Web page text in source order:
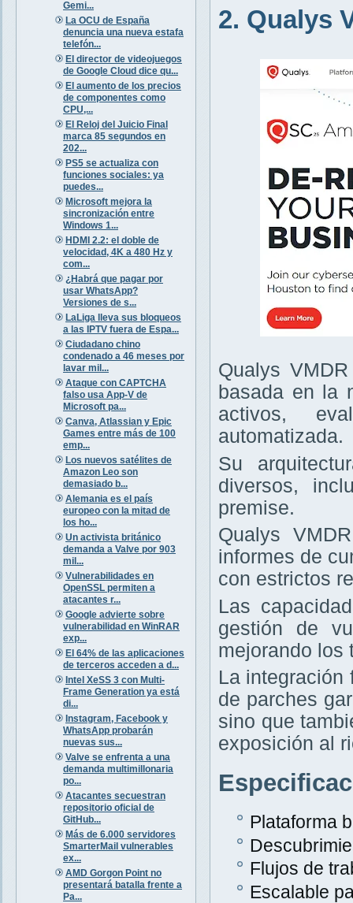
Gemi...
La OCU de España
denuncia una nueva estafa
telefón...
El director de videojuegos
de Google Cloud dice qu...
El aumento de los precios
de componentes como
CPU,...
El Reloj del Juicio Final
marca 85 segundos en
202...
PS5 se actualiza con
funciones sociales: ya
puedes...
Microsoft mejora la
sincronización entre
Windows 1...
HDMI 2.2: el doble de
velocidad, 4K a 480 Hz y
com...
¿Habrá que pagar por
usar WhatsApp?
Versiones de s...
LaLiga lleva sus bloqueos
a las IPTV fuera de Espa...
Ciudadano chino
condenado a 46 meses por
lavar mil...
Ataque con CAPTCHA
falso usa App-V de
Microsoft pa...
Canva, Atlassian y Epic
Games entre más de 100
emp...
Los nuevos satélites de
Amazon Leo son
demasiado b...
Alemania es el país
europeo con la mitad de
los ho...
Un activista británico
demanda a Valve por 903
mil...
Vulnerabilidades en
OpenSSL permiten a
atacantes r...
Google advierte sobre
vulnerabilidad en WinRAR
exp...
El 64% de las aplicaciones
de terceros acceden a d...
Intel XeSS 3 con Multi-
Frame Generation ya está
di...
Instagram, Facebook y
WhatsApp probarán
nuevas sus...
Valve se enfrenta a una
demanda multimillonaria
po...
Atacantes secuestran
repositorio oficial de
GitHub...
Más de 6.000 servidores
SmarterMail vulnerables
ex...
AMD Gorgon Point no
presentará batalla frente a
Pa...
2. Qualys
Qualys
basada en la
activos,
automatizada.
Su
diversos,
premise.
Qualys
informes de
con estrictos
Las
gestión de
mejorando los
La integración
de parches
sino que
exposición al
Plataforma
Flujos de
Escalable